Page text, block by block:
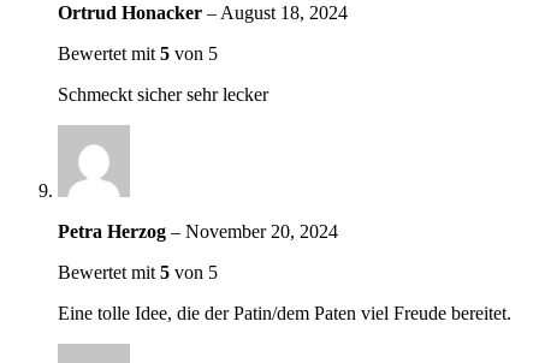
Ortrud Honacker – August 18, 2024
Bewertet mit 5 von 5
Schmeckt sicher sehr lecker
Petra Herzog – November 20, 2024
Bewertet mit 5 von 5
Eine tolle Idee, die der Patin/dem Paten viel Freude bereitet.